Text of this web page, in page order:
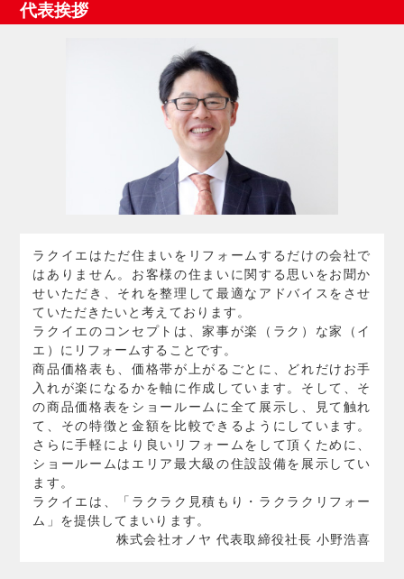
代表挨拶
ラクイエはただ住まいをリフォームするだけの会社で
はありません。お客様の住まいに関する思いをお聞か
せいただき、それを整理して最適なアドバイスをさせ
ていただきたいと考えております。
ラクイエのコンセプトは、家事が楽（ラク）な家（イ
エ）にリフォームすることです。
商品価格表も、価格帯が上がるごとに、どれだけお手
入れが楽になるかを軸に作成しています。そして、そ
の商品価格表をショールームに全て展示し、見て触れ
て、その特徴と金額を比較できるようにしています。
さらに手軽により良いリフォームをして頂くために、
ショールームはエリア最大級の住設設備を展示してい
ます。
ラクイエは、「ラクラク見積もり・ラクラクリフォー
ム」を提供してまいります。
株式会社オノヤ 代表取締役社長 小野浩喜